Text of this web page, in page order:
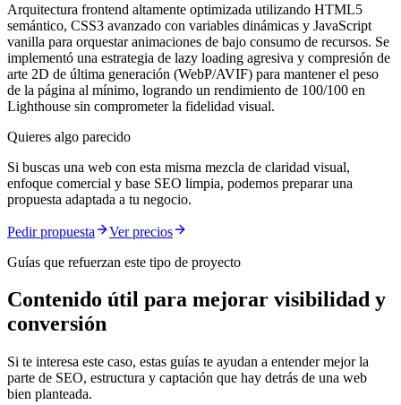
Arquitectura frontend altamente optimizada utilizando HTML5
semántico, CSS3 avanzado con variables dinámicas y JavaScript
vanilla para orquestar animaciones de bajo consumo de recursos. Se
implementó una estrategia de lazy loading agresiva y compresión de
arte 2D de última generación (WebP/AVIF) para mantener el peso
de la página al mínimo, logrando un rendimiento de 100/100 en
Lighthouse sin comprometer la fidelidad visual.
Quieres algo parecido
Si buscas una web con esta misma mezcla de claridad visual,
enfoque comercial y base SEO limpia, podemos preparar una
propuesta adaptada a tu negocio.
Pedir propuesta
Ver precios
Guías que refuerzan este tipo de proyecto
Contenido útil para mejorar visibilidad y
conversión
Si te interesa este caso, estas guías te ayudan a entender mejor la
parte de SEO, estructura y captación que hay detrás de una web
bien planteada.